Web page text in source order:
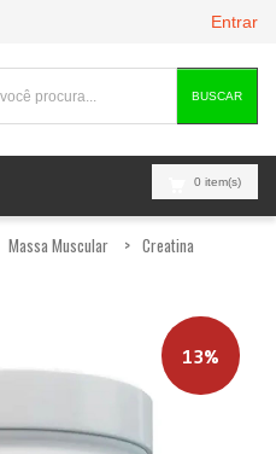
Entrar
BUSCAR
0 item(s)
Massa Muscular Creatina
13%